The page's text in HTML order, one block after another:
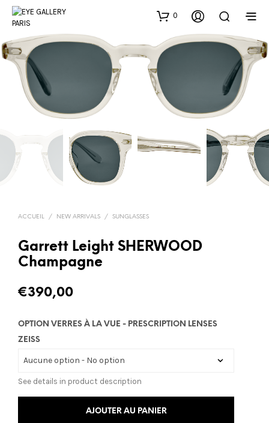
0
ACCUEIL / NEW ARRIVALS / SUNGLASSES
Garrett Leight SHERWOOD
Champagne
€390,00
OPTION VERRES À LA VUE - PRESCRIPTION LENSES
ZEISS
See details in product description
AJOUTER AU PANIER